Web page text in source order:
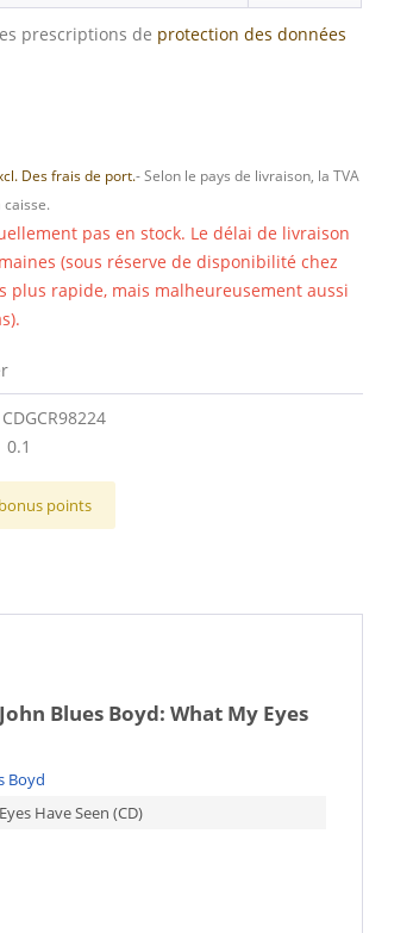
prescriptions de protection des données
Des frais de port.- Selon le pays de livraison, la TVA
pas en stock. Le délai de livraison
(sous réserve de disponibilité chez
plus rapide, mais malheureusement aussi
CDGCR98224
0.1
bonus points
John Blues Boyd: What My Eyes
Boyd
Have Seen (CD)